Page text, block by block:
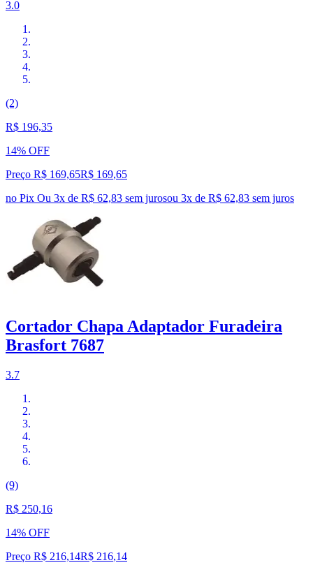
3.0
(2)
R$ 196,35
14% OFF
Preço R$ 169,65R$ 169,65
no Pix Ou 3x de R$ 62,83 sem jurosou 3x de R$ 62,83 sem juros
Cortador Chapa Adaptador Furadeira
Brasfort 7687
3.7
(9)
R$ 250,16
14% OFF
Preço R$ 216,14R$ 216,14